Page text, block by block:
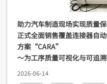
助力汽车制造现场实现质量
正式全面销售覆盖连接器自
方案“CARA”
～为工序质量可视化与可追
2026-06-14